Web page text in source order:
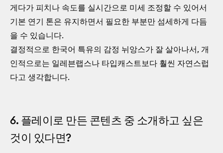
게다가 피치나 속도를 실시간으로 미세 조정할 수 있어서
기본 연기 톤은 유지하면서 필요한 부분만 섬세하게 다듬
을 수 있습니다.
결정적으로 한국어 특유의 감정 뉘앙스가 잘 살아나서, 개
인적으로는 일레븐랩스나 타입캐스트보다 훨씬 자연스럽
다고 생각합니다.
6. 플레이로 만든 콘텐츠 중 소개하고 싶은
것이 있다면?